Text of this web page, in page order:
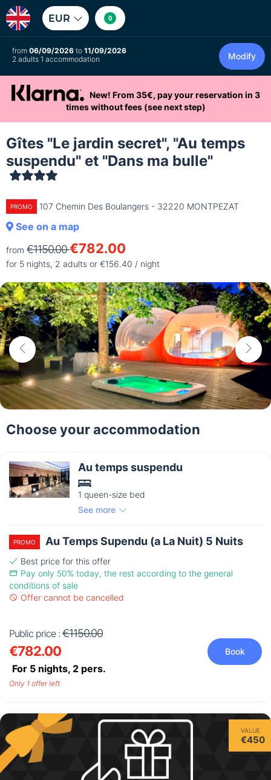
EUR 0
from 06/09/2026 to 11/09/2026
2 adults 1 accommodation
Modify
New! From 35€, pay your reservation in 3
times without fees (see next step)
Gîtes "Le jardin secret", "Au temps
suspendu" et "Dans ma bulle"
PROMO 107 Chemin Des Boulangers - 32220 MONTPEZAT
See on a map
from €1150.00€782.00
for 5 nights, 2 adults or €156.40 / night
Choose your accommodation
Au temps suspendu
1 queen-size bed
See more
PROMO Au Temps Supendu (a La Nuit) 5 Nuits
Best price for this offer
Pay only 50% today, the rest according to the general
conditions of sale
Offer cannot be cancelled
Public price : €1150.00
€782.00
For 5 nights, 2 pers.
Book
Only 1 offer left
VALUE
€450